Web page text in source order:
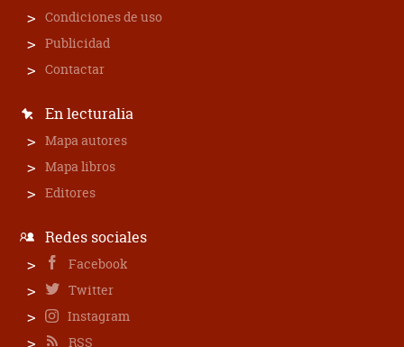
Condiciones de uso
Publicidad
Contactar
En lecturalia
Mapa autores
Mapa libros
Editores
Redes sociales
Facebook
Twitter
Instagram
RSS